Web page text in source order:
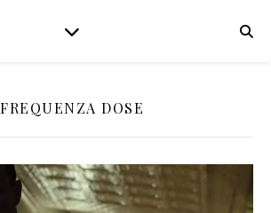
FREQUENZA DOSE